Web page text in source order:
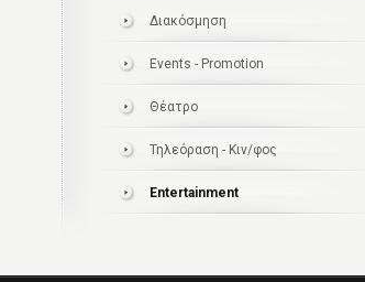
Διακόσμηση
Events - Promotion
Θέατρο
Τηλεόραση - Κιν/φος
Entertainment